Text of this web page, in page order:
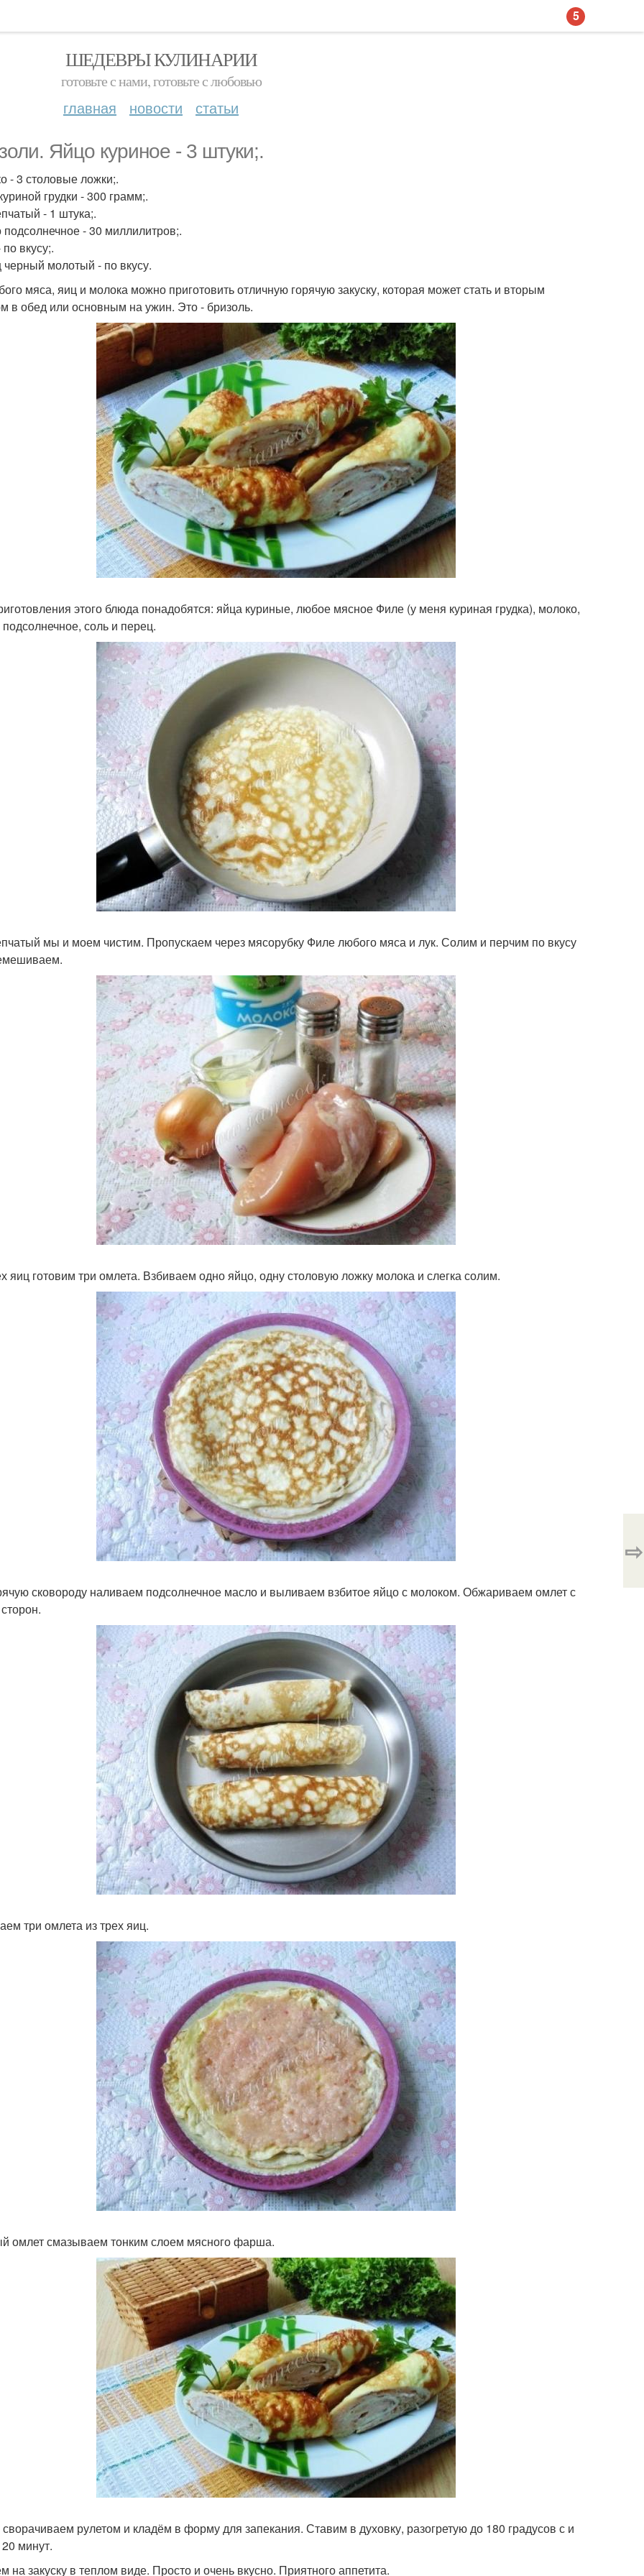
ШЕДЕВРЫ КУЛИНАРИИ
готовьте с нами, готовьте с любовью
главная новости статьи
Яйцо куриное - 3 штуки;.
- 3 столовые ложки;.
грудки - 300 грамм;.
- 1 штука;.
- 30 миллилитров;.
вкусу;.
молотый - по вкусу.
мяса, яиц и молока можно приготовить отличную горячую закуску, которая может стать и вторым
в обед или основным на ужин. Это - бризоль.
этого блюда понадобятся: яйца куриные, любое мясное Филе (у меня куриная грудка), молоко,
соль и перец.
мы и моем чистим. Пропускаем через мясорубку Филе любого мяса и лук. Солим и перчим по вкусу
яиц готовим три омлета. Взбиваем одно яйцо, одну столовую ложку молока и слегка солим.
сковороду наливаем подсолнечное масло и выливаем взбитое яйцо с молоком. Обжариваем омлет с
три омлета из трех яиц.
омлет смазываем тонким слоем мясного фарша.
рулетом и кладём в форму для запекания. Ставим в духовку, разогретую до 180 градусов с и
минут.
на закуску в теплом виде. Просто и очень вкусно. Приятного аппетита.
⇨
5